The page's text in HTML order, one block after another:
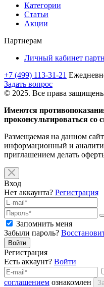
Категории
Статьи
Акции
Партнерам
Личный кабинет
+7 (499) 113-31-21
Задать вопрос
© 2025. Все права
Имеются
проконсультироваться со
Размещаемая на данном
информационный и
приглашением делать
Вход
Нет аккаунта? Регистрация
Запомнить меня
Забыли пароль?
Войти
Регистрация
Есть аккаунт? Войти
соглашением ознакомлен